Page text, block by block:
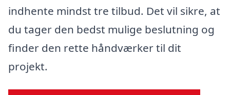
indhente mindst tre tilbud. Det vil sikre, at
du tager den bedst mulige beslutning og
finder den rette håndværker til dit
projekt.